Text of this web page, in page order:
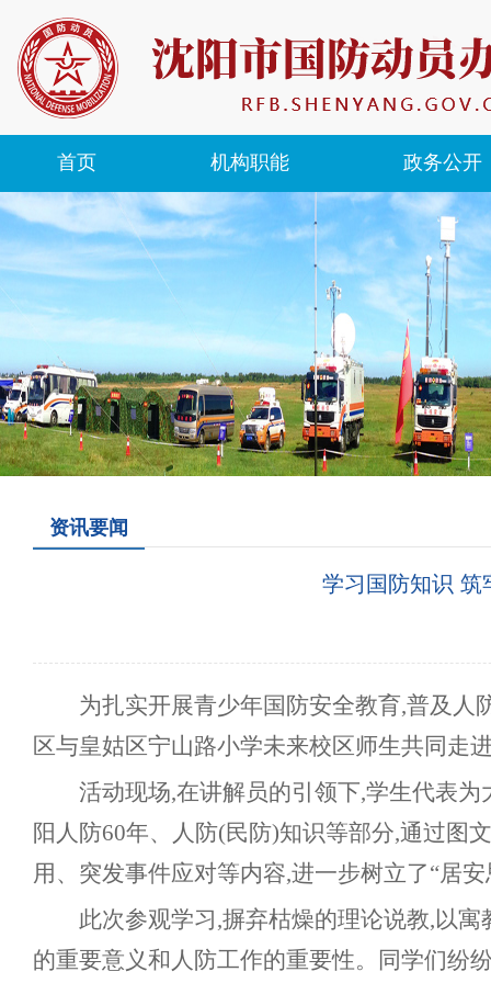
首页 机构职能 政务公开
资讯要闻
学习国防知识
为扎实开展青少年国防安全教育,普及人
区与皇姑区宁山路小学未来校区师生共同走
活动现场,在讲解员的引 领下,学生代表为
阳人防60年、人防(民防)知识等部分,通过图
用、突发事件应对等内容,进一步树立了“居
此次参观学习,摒弃枯燥的理论说教,以
的重要意义和人防工作的重要性。同学们纷